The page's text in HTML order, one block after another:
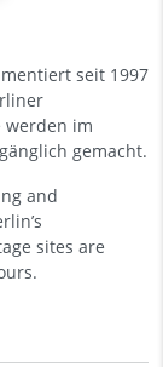
seit 1997
werden im
gemacht.
and
sites are